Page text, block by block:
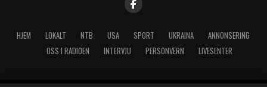
HJEM LOKALT NTB USA SPORT UKRAINA
ANNONSERING
OSS I RADIOEN
INTERVJU PERSONVERN LIVESENTER